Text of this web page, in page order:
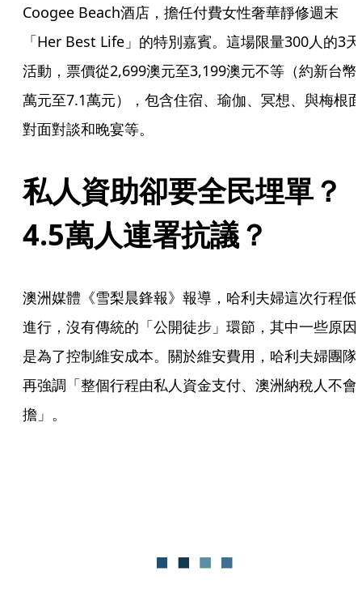
Coogee Beach酒店，擔任付費女性奢華靜修週末
「Her Best Life」的特別嘉賓。這場限量300人的3天
活動，票價從2,699澳元至3,199澳元不等（約新台幣
萬元至7.1萬元），包含住宿、瑜伽、冥想、與梅根面
對面對談和晚宴等。
私人資助卻要全民埋單
4.5萬人連署抗議？
澳洲媒體《雪梨晨鋒報》報導，哈利夫婦這次行程低
進行，沒有傳統的「公開徒步」環節，其中一些原因
是為了控制維安成本。關於維安費用，哈利夫婦團隊
再強調「整個行程由私人資金支付、澳洲納稅人不會
擔」。